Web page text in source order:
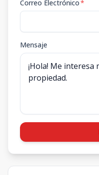
Correo Electrónico*
Mensaje